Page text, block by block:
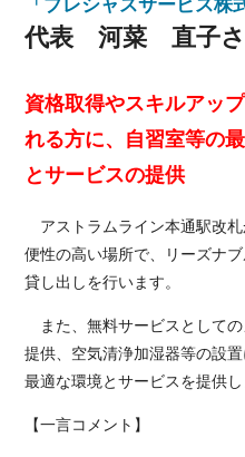
「プレシャスサービス株
代表 河菜 直子
資格取得やスキルアッ
れる方に、自習室等の
とサービスの提供
アストラムライン本通駅改
便性の高い場所で、リーズナ
貸し出しを行います。
また、無料サービスとして
提供、空気清浄加湿器等の設
最適な環境とサービスを提供し
【一言コメント】